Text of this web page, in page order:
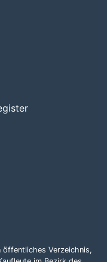
öffentliches Verzeichnis,